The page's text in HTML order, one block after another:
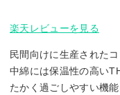
楽天レビューを見る
民間向けに生産された
中綿には保温性の高い
たかく過ごしやすい機能